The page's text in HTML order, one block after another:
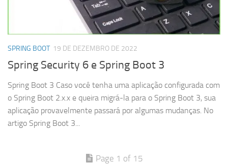
SPRING BOOT 19 DE DEZEMBRO DE 2022
Spring Security 6 e Spring Boot 3
Spring Boot 3 Caso você tenha uma aplicação configurada com
o Spring Boot 2.x.x e queira migrá-la para o Spring Boot 3, sua
aplicação provavelmente passará por algumas mudanças. No
artigo Spring Boot 3...
Page 1 of 15